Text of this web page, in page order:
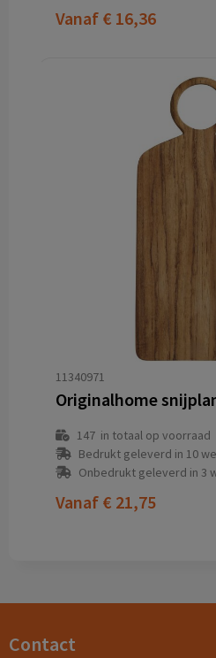
Vanaf € 16,36
11340971
Originalhome
147in totaal op voorraad
Bedrukt geleverd in 10
Onbedrukt geleverd in 3
Vanaf € 21,75
Contact